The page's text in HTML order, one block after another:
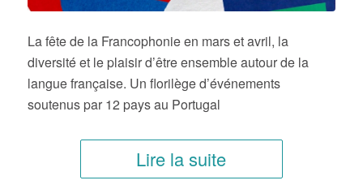
La fête de la Francophonie en mars et avril, la
diversité et le plaisir d’être ensemble autour de la
langue française. Un florilège d’événements
soutenus par 12 pays au Portugal
Lire la suite